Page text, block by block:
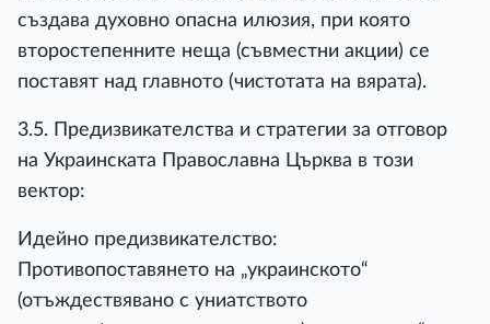
създава духовно опасна илюзия, при която
второстепенните неща (съвместни акции) се
поставят над главното (чистотата на вярата).
3.5. Предизвикателства и стратегии за отговор
на Украинската Православна Църква в този
вектор:
Идейно предизвикателство:
Противопоставянето на „украинското“
(отъждествявано с униатството